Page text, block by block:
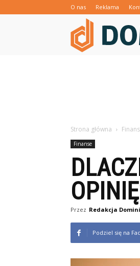
O nas Reklama
Strona główna
Finanse
Przez Redakcja
Podziel się na